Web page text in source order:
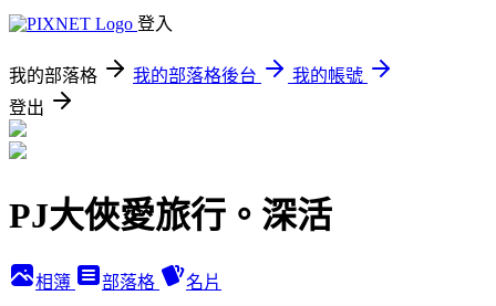
登入
我的部落格 我的部落格後台
我的帳號
登出
PJ大俠愛旅行。深活
相簿 部落格 名片